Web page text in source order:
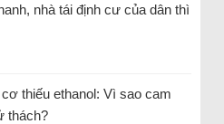
nhà tái định cư của dân thì
thiếu ethanol: Vì sao cam
thách?